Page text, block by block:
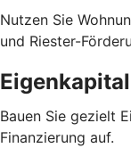
Nutzen Sie
und Riester-
Eigenkapital
Bauen Sie gezielt
Finanzierung auf.